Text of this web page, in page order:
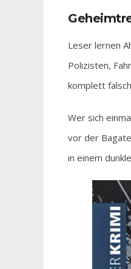
Leser lernen
Polizisten,
komplett
Wer sich
vor der
in einem